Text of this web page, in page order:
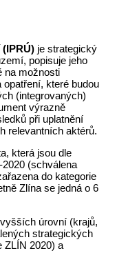
(IPRÚ) je strategický
popisuje jeho
na možnosti
které budou
(integrovaných)
výrazně
při uplatnění
relevantních aktérů.
která jsou dle
(schválena
do kategorie
Zlína se jedná o 6
úrovní (krajů,
strategických
ZLÍN 2020) a